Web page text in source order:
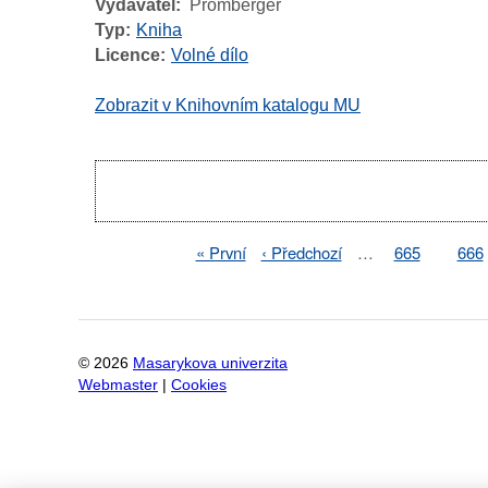
Vydavatel
Promberger
Typ
Kniha
Licence Volné dílo
Zobrazit v Knihovním katalogu MU
First
« První
Previous
‹ Předchozí … Page
665 Page
666
© 2026 Masarykova univerzita
Webmaster
Cookies